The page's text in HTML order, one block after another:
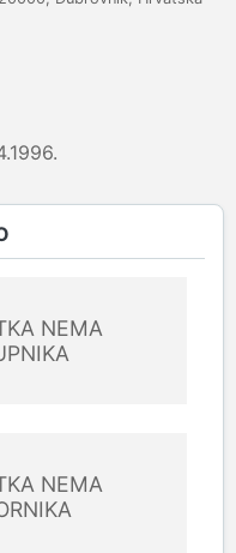
NEMA
NEMA